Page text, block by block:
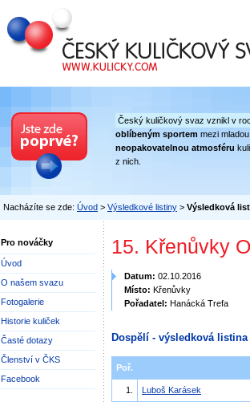
Český kuličkový svaz
Český kuličkový svaz vznikl v
oblíbeným sportem mezi
neopakovatelnou atmosféru
z nich.
Nacházíte se zde: Úvod > Výsledkové listiny > Výsledková
Pro nováčky
Úvod
O našem svazu
Fotogalerie
Historie kuliček
Časté dotazy
Členství v ČKS
Facebook
15. Křenůvky
Datum: 02.10.2016
Místo: Křenůvky
Pořadatel: Hanácká Trefa
Dospělí - výsledková listina
Poř.
1. Luboš Karásek